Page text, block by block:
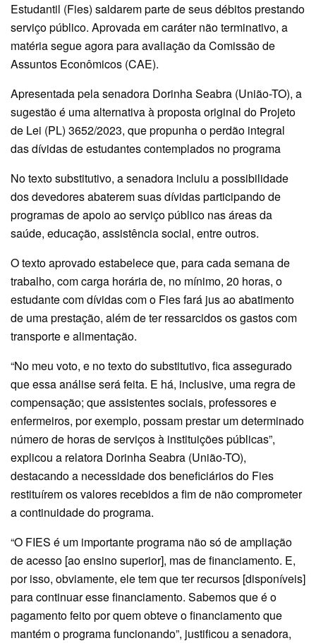
Estudantil (Fies) saldarem parte de seus débitos prestando
serviço público. Aprovada em caráter não terminativo, a
matéria segue agora para avaliação da Comissão de
Assuntos Econômicos (CAE).
Apresentada pela senadora Dorinha Seabra (União-TO), a
sugestão é uma alternativa à proposta original do Projeto
de Lei (PL) 3652/2023, que propunha o perdão integral
das dívidas de estudantes contemplados no programa
No texto substitutivo, a senadora incluiu a possibilidade
dos devedores abaterem suas dívidas participando de
programas de apoio ao serviço público nas áreas da
saúde, educação, assistência social, entre outros.
O texto aprovado estabelece que, para cada semana de
trabalho, com carga horária de, no mínimo, 20 horas, o
estudante com dívidas com o Fies fará jus ao abatimento
de uma prestação, além de ter ressarcidos os gastos com
transporte e alimentação.
“No meu voto, e no texto do substitutivo, fica assegurado
que essa análise será feita. E há, inclusive, uma regra de
compensação; que assistentes sociais, professores e
enfermeiros, por exemplo, possam prestar um determinado
número de horas de serviços à instituições públicas”,
explicou a relatora Dorinha Seabra (União-TO),
destacando a necessidade dos beneficiários do Fies
restituírem os valores recebidos a fim de não comprometer
a continuidade do programa.
“O FIES é um importante programa não só de ampliação
de acesso [ao ensino superior], mas de financiamento. E,
por isso, obviamente, ele tem que ter recursos [disponíveis]
para continuar esse financiamento. Sabemos que é o
pagamento feito por quem obteve o financiamento que
mantém o programa funcionando”, justificou a senadora,